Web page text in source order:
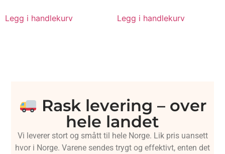
Legg i handlekurv Legg i handlekurv
Rask levering – over
hele landet
Vi leverer stort og smått til hele Norge. Lik pris uansett
hvor i Norge. Varene sendes trygt og effektivt, enten det